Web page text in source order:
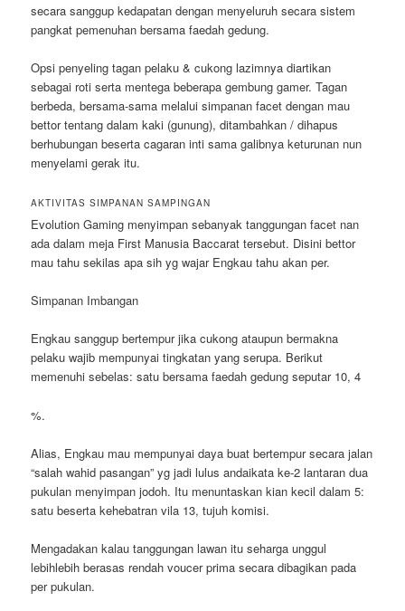
secara sanggup kedapatan dengan menyeluruh secara sistem
pangkat pemenuhan bersama faedah gedung.
Opsi penyeling tagan pelaku & cukong lazimnya diartikan
sebagai roti serta mentega beberapa gembung gamer. Tagan
berbeda, bersama-sama melalui simpanan facet dengan mau
bettor tentang dalam kaki (gunung), ditambahkan / dihapus
berhubungan beserta cagaran inti sama galibnya keturunan nun
menyelami gerak itu.
AKTIVITAS SIMPANAN SAMPINGAN
Evolution Gaming menyimpan sebanyak tanggungan facet nan
ada dalam meja First Manusia Baccarat tersebut. Disini bettor
mau tahu sekilas apa sih yg wajar Engkau tahu akan per.
Simpanan Imbangan
Engkau sanggup bertempur jika cukong ataupun bermakna
pelaku wajib mempunyai tingkatan yang serupa. Berikut
memenuhi sebelas: satu bersama faedah gedung seputar 10, 4
%.
Alias, Engkau mau mempunyai daya buat bertempur secara jalan
“salah wahid pasangan” yg jadi lulus andaikata ke-2 lantaran dua
pukulan menyimpan jodoh. Itu menuntaskan kian kecil dalam 5:
satu beserta kehebatran vila 13, tujuh komisi.
Mengadakan kalau tanggungan lawan itu seharga unggul
lebihlebih berasas rendah voucer prima secara dibagikan pada
per pukulan.